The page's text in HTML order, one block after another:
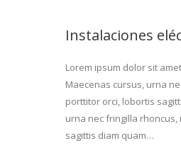
Instalaciones
Lorem ipsum dolor sit
Maecenas cursus, urna
porttitor orci, lobortis
urna nec fringilla
sagittis diam quam…